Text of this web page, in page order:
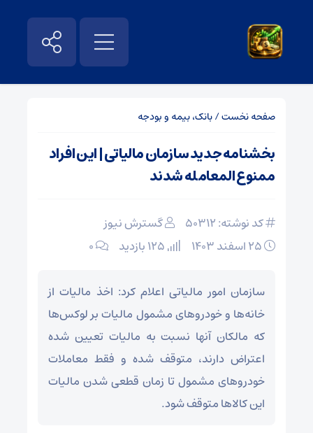
صفحه نخست/بانک، بیمه و بودجه
بخشنامه جدید سازمان مالیاتی | این افراد
ممنوع المعامله شدند
کد نوشته: 50312
گسترش نیوز
۰
سازمان امور مالیاتی اعلام کرد: اخذ مالیات از
خانه‌ها و خودروهای مشمول مالیات بر لوکس‌ها
که مالکان آنها نسبت به مالیات تعیین شده
اعتراض دارند، متوقف شده و فقط معاملات
خودروهای مشمول تا زمان قطعی شدن مالیات
این کالاها متوقف شود.